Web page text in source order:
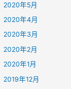
2020年5月
2020年4月
2020年3月
2020年2月
2020年1月
2019年12月